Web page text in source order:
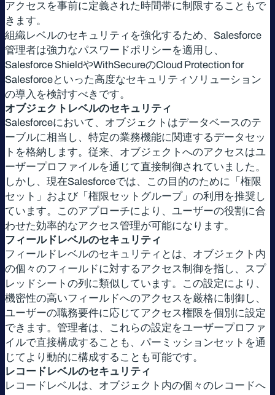
アクセスを事前に定義された時間帯に制限することもで
きます。
組織レベルのセキュリティを強化するため、Salesforce
管理者は強力なパスワードポリシーを適用し、
Salesforce ShieldやWithSecureのCloud Protection for
Salesforceといった高度なセキュリティソリューション
の導入を検討すべきです。
オブジェクトレベルのセキュリティ
Salesforceにおいて、オブジェクトはデータベースのテ
ーブルに相当し、特定の業務機能に関連するデータセッ
トを格納します。従来、オブジェクトへのアクセスはユ
ーザープロファイルを通じて直接制御されていました。
しかし、現在Salesforceでは、この目的のために「権限
セット」および「権限セットグループ」の利用を推奨し
ています。このアプローチにより、ユーザーの役割に合
わせた効率的なアクセス管理が可能になります。
フィールドレベルのセキュリティ
フィールドレベルのセキュリティとは、オブジェクト内
の個々のフィールドに対するアクセス制御を指し、スプ
レッドシートの列に類似しています。この設定により、
機密性の高いフィールドへのアクセスを厳格に制御し、
ユーザーの職務要件に応じてアクセス権限を個別に設定
できます。管理者は、これらの設定をユーザープロファ
イルで直接構成することも、パーミッションセットを通
じてより動的に構成することも可能です。
レコードレベルのセキュリティ
レコードレベルは、オブジェクト内の個々のレコードへ